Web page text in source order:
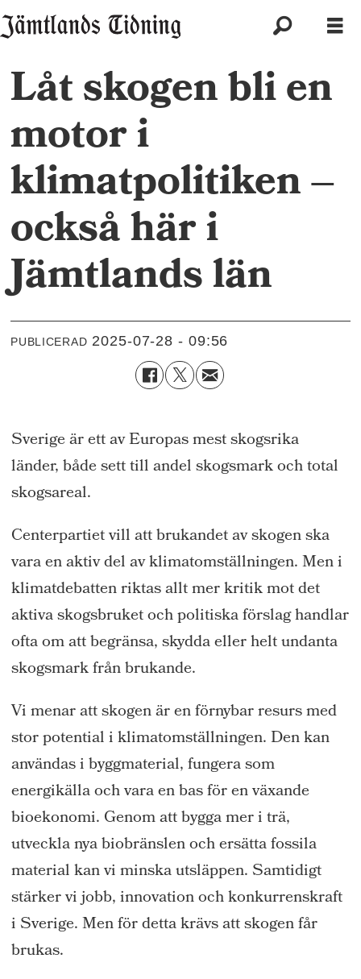
Låt skogen bli en
motor i
klimatpolitiken –
också här i
Jämtlands län
PUBLICERAD 2025-07-28 - 09:56
Sverige är ett av Europas mest skogsrika
länder, både sett till andel skogsmark och total
skogsareal.
Centerpartiet vill att brukandet av skogen ska
vara en aktiv del av klimatomställningen. Men i
klimatdebatten riktas allt mer kritik mot det
aktiva skogsbruket och politiska förslag handlar
ofta om att begränsa, skydda eller helt undanta
skogsmark från brukande.
Vi menar att skogen är en förnybar resurs med
stor potential i klimatomställningen. Den kan
användas i byggmaterial, fungera som
energikälla och vara en bas för en växande
bioekonomi. Genom att bygga mer i trä,
utveckla nya biobränslen och ersätta fossila
material kan vi minska utsläppen. Samtidigt
stärker vi jobb, innovation och konkurrenskraft
i Sverige. Men för detta krävs att skogen får
brukas.